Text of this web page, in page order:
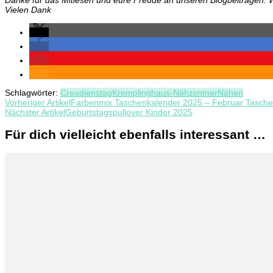
Vielen Dank
Schlagwörter: CreadienstagKremplinghaus-NähzimmerNähen
Beitragsnavigation
Vorheriger ArtikelFarbenmix Taschenkalender 2025 – Februar
Nächster ArtikelGeburtstagspullover Kinder 2025
Für dich vielleicht ebenfalls interessant …